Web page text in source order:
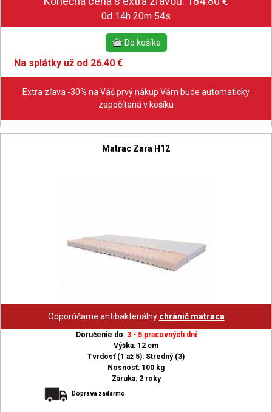
0d 14h 20m 53s
Na splátky už od 26.40 €
Extra zľava -30% na Váš prvý nákup Vám bude automaticky
započítaná v košíku
Matrac Zara H12
Odporúčame antibakteriálny chránič matraca
Doručenie do: 3 - 5 pracovných dní
Výška: 12 cm
Tvrdosť (1 až 5): Stredný (3)
Nosnosť: 100 kg
Záruka: 2 roky
Doprava zadarmo